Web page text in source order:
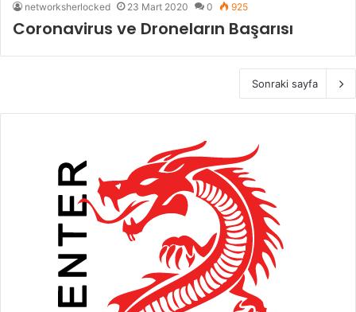
networksherlocked 23 Mart 2020 0 925
Coronavirus ve Droneların Başarısı
Sonraki sayfa